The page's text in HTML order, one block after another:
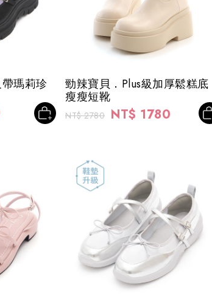
瑪莉珍
勁辣寶貝．Plus級加厚鬆糕底
瘦瘦短靴
NT$ 2780 NT$ 1780